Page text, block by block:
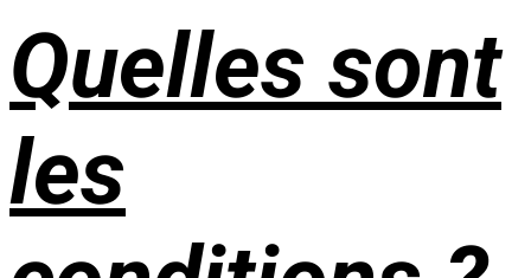
Quelles sont
les